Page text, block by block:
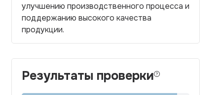
улучшению производственного процесса и
поддержанию высокого качества
продукции.
Результаты проверки